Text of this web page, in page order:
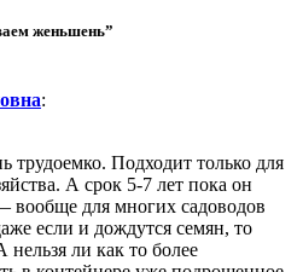
женьшень”
:
трудоемко. Подходит только для
А срок 5-7 лет пока он
вообще для многих садоводов
если и дождутся семян, то
нельзя ли как то более